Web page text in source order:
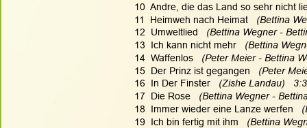
10  Andre, die das Land so sehr nicht
11  Heimweh nach Heimat
(Bettina
12  Umweltlied
(Bettina Wegner -
13  Ich kann nicht mehr
(Bettina
14  Waffenlos
(Peter Meier - Bettina
15  Der Prinz ist gegangen
(Peter
16  In Der Finster
(Zishe Landau)
17  Die Rose
(Bettina Wegner -
18  Immer wieder eine Lanze werfen
19  Ich bin fertig mit ihm
(Bettina